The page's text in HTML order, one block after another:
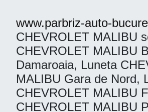
www.parbriz-auto-
CHEVROLET MALIBU
CHEVROLET MALIBU
Damaroaia, Luneta
MALIBU Gara de Nord,
CHEVROLET MALIBU
CHEVROLET MALIBU